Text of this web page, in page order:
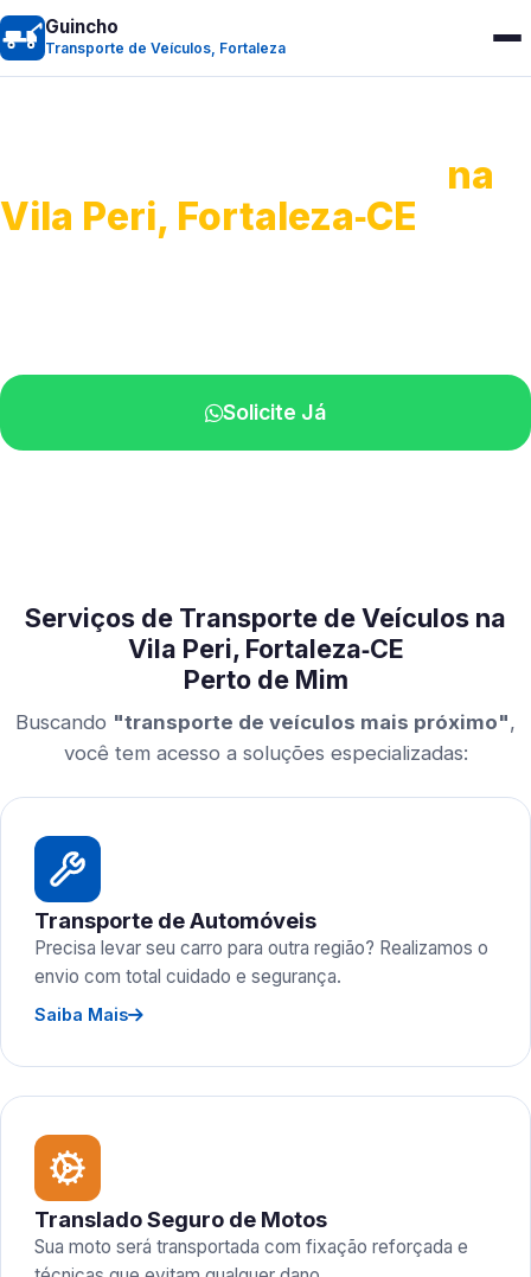
Guincho
Transporte de Veículos, Fortaleza
na
Vila Peri, Fortaleza‑CE
Solicite Já
Serviços de Transporte de Veículos na
Vila Peri, Fortaleza‑CE
Perto de Mim
Buscando "transporte de veículos mais próximo",
você tem acesso a soluções especializadas:
Transporte de Automóveis
Precisa levar seu carro para outra região? Realizamos o
envio com total cuidado e segurança.
Saiba Mais
Translado Seguro de Motos
Sua moto será transportada com fixação reforçada e